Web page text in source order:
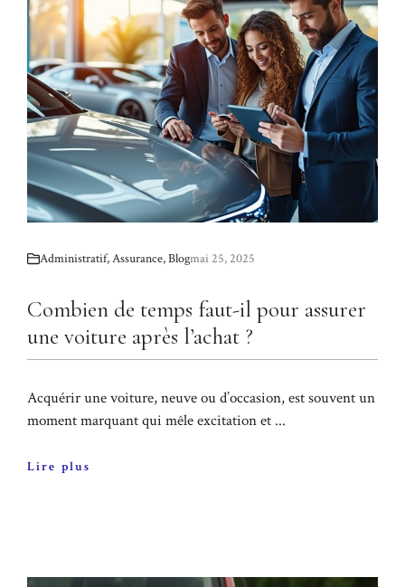
Administratif,Assurance,Blogmai 25, 2025
Combien de temps faut-il pour assurer
une voiture après l’achat ?
Acquérir une voiture, neuve ou d’occasion, est souvent un
moment marquant qui mêle excitation et ...
Lire plus